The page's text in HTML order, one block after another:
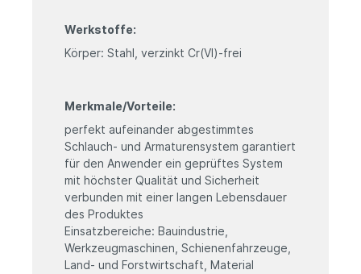
Werkstoffe:
Körper: Stahl, verzinkt Cr(VI)-frei
Merkmale/Vorteile:
perfekt aufeinander abgestimmtes
Schlauch- und Armaturensystem garantiert
für den Anwender ein geprüftes System
mit höchster Qualität und Sicherheit
verbunden mit einer langen Lebensdauer
des Produktes
Einsatzbereiche: Bauindustrie,
Werkzeugmaschinen, Schienenfahrzeuge,
Land- und Forstwirtschaft, Material